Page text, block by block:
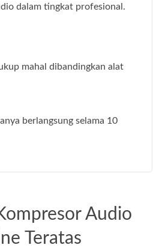
dalam tingkat profesional.
mahal dibandingkan alat
berlangsung selama 10
Audio
Teratas